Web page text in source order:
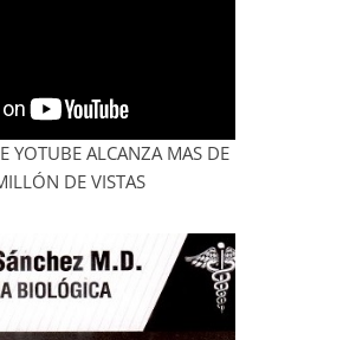
YOTUBE ALCANZA MAS DE
DE VISTAS